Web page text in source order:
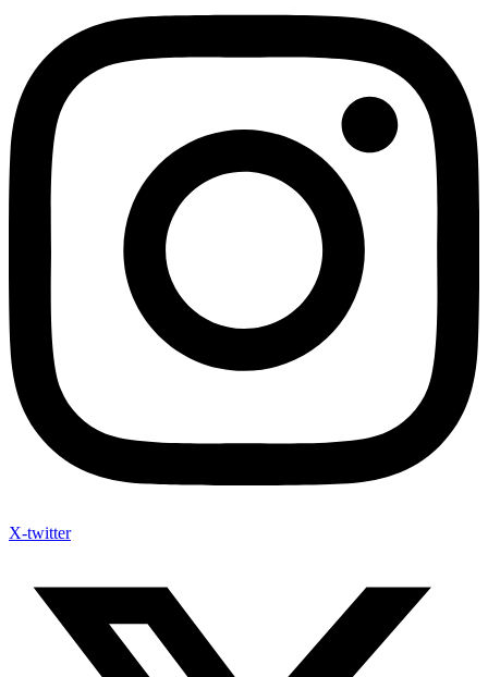
X-twitter